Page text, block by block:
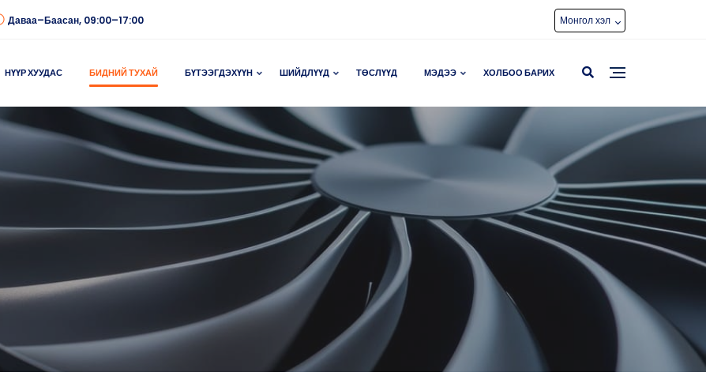
Даваа–Баасан, 09:00–17:00 Монгол хэл
НҮҮР ХУУДАС БИДНИЙ ТУХАЙ БҮТЭЭГДЭХҮҮН ШИЙДЛҮҮД ТӨСЛҮҮД МЭДЭЭ ХОЛБОО БАРИХ